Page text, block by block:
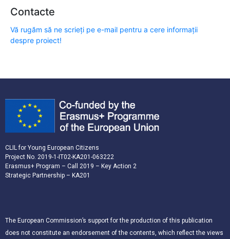
Contacte
Vă rugăm să ne scrieți pe e-mail pentru a cere informații
despre proiect!
CLIL for Young European Citizens
Project No. 2019-1-IT02-KA201-063222
Erasmus+ Program – Call 2019 – Key Action 2
Strategic Partnership – KA201
The European Commission’s support for the production of this publication
does not constitute an endorsement of the contents, which reflect the views